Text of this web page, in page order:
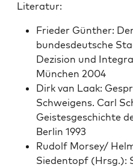
Lit­er­atur:
Frieder Gün­ther:
bun­des­deutsche
Dezi­sion und
München 2004
Dirk van Laak:
Schweigens. Carl
Geis­tes­geschichte
Berlin 1993
Rudolf Morsey/
Sieden­topf (Hrsg.):